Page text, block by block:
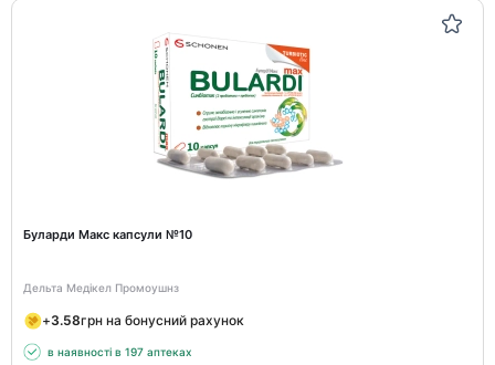
Буларди Макс капсули №10
Дельта Медікел Промоушнз
+3.58грн на бонусний рахунок
в наявності в 197 аптеках